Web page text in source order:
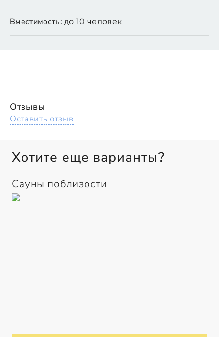
Вместимость: до 10 человек
Отзывы
Оставить отзыв
Хотите еще варианты?
Сауны поблизости